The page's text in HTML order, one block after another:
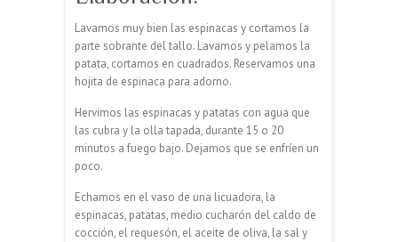
Lavamos muy bien las espinacas y cortamos la
parte sobrante del tallo. Lavamos y pelamos la
patata, cortamos en cuadrados. Reservamos una
hojita de espinaca para adorno.
Hervimos las espinacas y patatas con agua que
las cubra y la olla tapada, durante 15 o 20
minutos a fuego bajo. Dejamos que se enfríen un
poco.
Echamos en el vaso de una licuadora, la
espinacas, patatas, medio cucharón del caldo de
cocción, el requesón, el aceite de oliva, la sal y